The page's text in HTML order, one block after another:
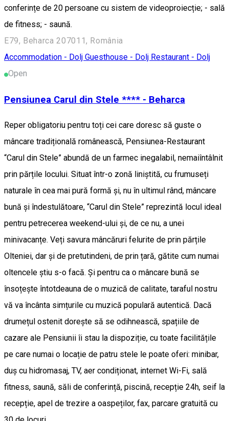
conferințe de 20 persoane cu sistem de videoproiecție; - sală
de fitness; - saună.
E79, Beharca 207011, România
Accommodation - Dolj Guesthouse - Dolj Restaurant - Dolj
Open
Pensiunea Carul din Stele **** - Beharca
Reper obligatoriu pentru toți cei care doresc să guste o
mâncare tradițională românească, Pensiunea-Restaurant
“Carul din Stele” abundă de un farmec inegalabil, nemaiîntâlnit
prin părțile locului. Situat într-o zonă liniștită, cu frumuseți
naturale în cea mai pură formă și, nu în ultimul rând, mâncare
bună și îndestulătoare, “Carul din Stele” reprezintă locul ideal
pentru petrecerea weekend-ului și, de ce nu, a unei
minivacanțe. Veți savura mâncăruri felurite de prin părțile
Olteniei, dar și de pretutindeni, de prin țară, gătite cum numai
oltencele știu s-o facă. Și pentru ca o mâncare bună se
însoțește întotdeauna de o muzică de calitate, taraful nostru
vă va încânta simțurile cu muzică populară autentică. Dacă
drumețul ostenit dorește să se odihnească, spațiile de
cazare ale Pensiunii îi stau la dispoziție, cu toate facilitățile
pe care numai o locație de patru stele le poate oferi: minibar,
duș cu hidromasaj, TV, aer condiționat, internet Wi-Fi, sală
fitness, saună, săli de conferință, piscină, recepție 24h, seif la
recepție, apel de trezire a oaspeților, fax, parcare gratuită cu